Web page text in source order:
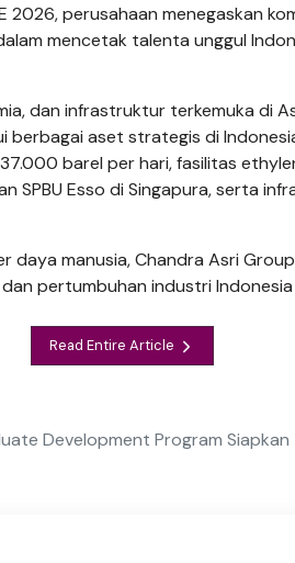
2026, perusahaan menegaskan
mencetak talenta unggul
dan infrastruktur terkemuka di
berbagai aset strategis di
barel per hari, fasilitas
SPBU Esso di Singapura, serta
daya manusia, Chandra Asri
pertumbuhan industri
Read Entire Article
Development Program